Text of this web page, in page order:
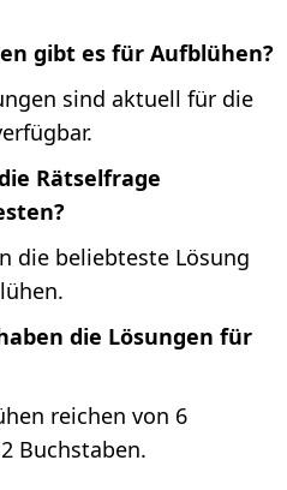
gibt es für Aufblühen?
sind aktuell für die
Rätselfrage
die beliebteste Lösung
die Lösungen für
reichen von 6
Buchstaben.